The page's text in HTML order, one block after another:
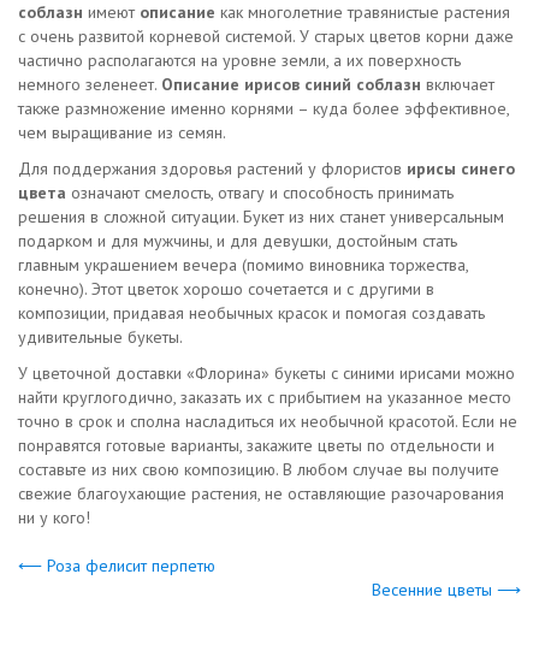
соблазн имеют описание как многолетние травянистые растения
с очень развитой корневой системой. У старых цветов корни даже
частично располагаются на уровне земли, а их поверхность
немного зеленеет. Описание ирисов синий соблазн включает
также размножение именно корнями – куда более эффективное,
чем выращивание из семян.
Для поддержания здоровья растений у флористов ирисы синего
цвета означают смелость, отвагу и способность принимать
решения в сложной ситуации. Букет из них станет универсальным
подарком и для мужчины, и для девушки, достойным стать
главным украшением вечера (помимо виновника торжества,
конечно). Этот цветок хорошо сочетается и с другими в
композиции, придавая необычных красок и помогая создавать
удивительные букеты.
У цветочной доставки «Флорина» букеты с синими ирисами можно
найти круглогодично, заказать их с прибытием на указанное место
точно в срок и сполна насладиться их необычной красотой. Если не
понравятся готовые варианты, закажите цветы по отдельности и
составьте из них свою композицию. В любом случае вы получите
свежие благоухающие растения, не оставляющие разочарования
ни у кого!
⟵ Роза фелисит перпетю
Весенние цветы ⟶